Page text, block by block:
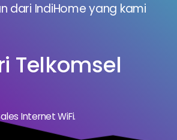
dari IndiHome yang kami
Telkomsel
Internet WiFi.